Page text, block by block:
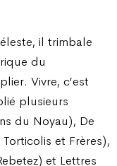
il trimbale
du
Vivre, c’est
plusieurs
du Noyau), De
et Frères),
et Lettres